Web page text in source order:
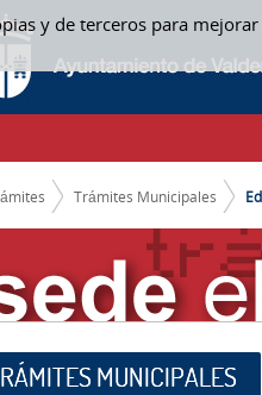
y de terceros para
DE MIGASTrámites Municipales
MUNICIPALES